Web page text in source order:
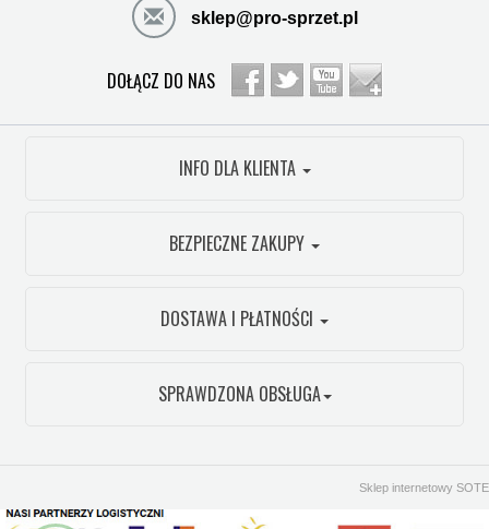
sklep@pro-sprzet.pl
DOŁĄCZ DO NAS
INFO DLA KLIENTA
BEZPIECZNE ZAKUPY
DOSTAWA I PŁATNOŚCI
SPRAWDZONA OBSŁUGA
Sklep internetowy SOTE